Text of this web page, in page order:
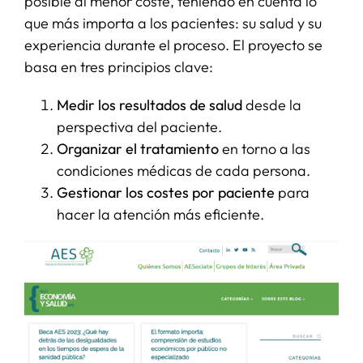
que más importa a los pacientes: su salud y su
experiencia durante el proceso. El proyecto se
basa en tres principios clave:
Medir los resultados de saluddesde la
perspectiva del paciente.
Organizar el tratamientoen torno a las
condiciones médicas de cada persona.
Gestionar los costes por paciente para
hacer la atención más eficiente.